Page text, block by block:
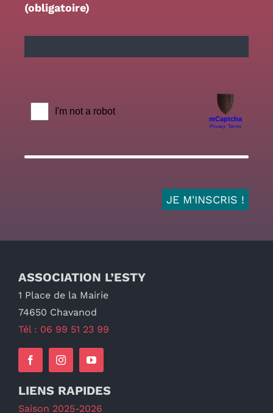
(obligatoire)
ASSOCIATION L’ESTY
1 Place de la Mairie
74650 Chavanod
Tél : 06 99 51 23 99
LIENS RAPIDES
Saison 2025-2026